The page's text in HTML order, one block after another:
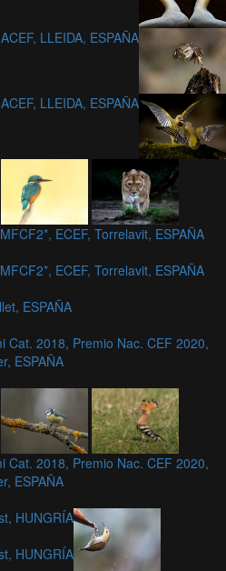
LLEIDA, ESPAÑA
LLEIDA, ESPAÑA
ECEF, Torrelavit, ESPAÑA
ECEF, Torrelavit, ESPAÑA
ESPAÑA
Cat. 2018, Premio Nac. CEF 2020,
ESPAÑA
Cat. 2018, Premio Nac. CEF 2020,
ESPAÑA
HUNGRÍA
HUNGRÍA